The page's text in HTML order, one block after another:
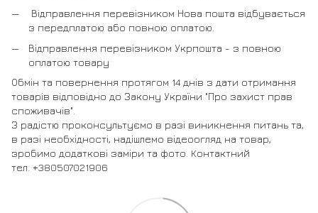
Відправлення перевізником Нова пошта відбувається
з передплатою або повною оплатою.
Відправлення перевізником Укрпошта - з повною
оплатою товару
Обмін та повернення протягом 14 днів з дати отримання
товарів відповідно до Закону України "Про захист прав
споживачів".
З радістю проконсультуємо в разі виникнення питань та,
в разі необхідності, надішлемо відеоогляд на товар,
зробимо додаткові заміри та фото. Контактний
тел. +380507021906